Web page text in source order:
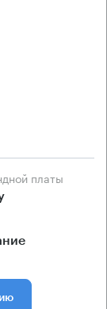
платы